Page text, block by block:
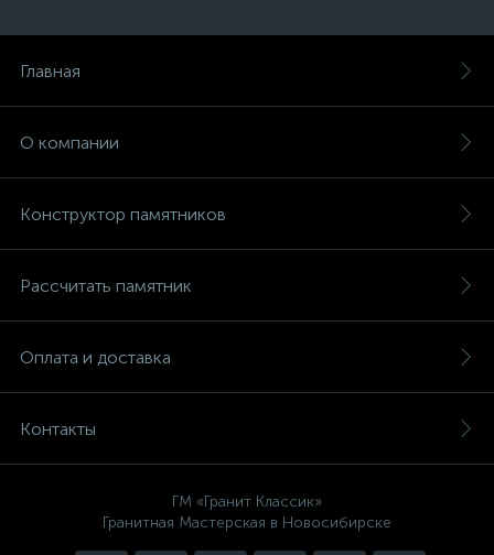
Главная
О компании
Конструктор памятников
Рассчитать памятник
Оплата и доставка
Контакты
ГМ «Гранит Классик»
Гранитная Мастерская в Новосибирске